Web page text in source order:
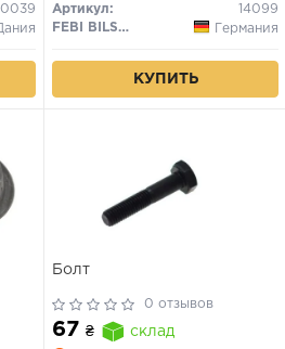
0039
Артикул:
14099
FEBI BILSTEIN
Германия
КУПИТЬ
Passat/Polo/Sharan
Болт
0 отзывов
67 ₴
склад